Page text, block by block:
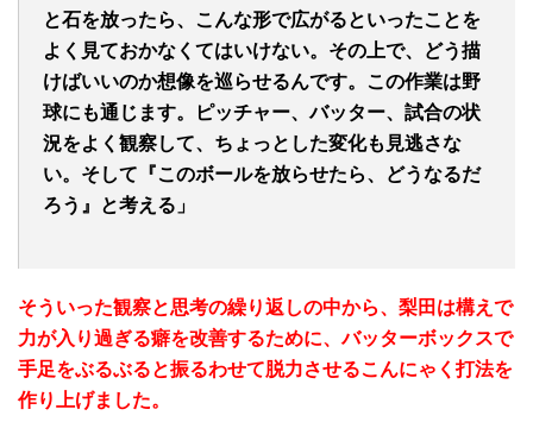
と石を放ったら、こんな形で広がるといったことを
よく見ておかなくてはいけない。その上で、どう描
けばいいのか想像を巡らせるんです。この作業は野
球にも通じます。ピッチャー、バッター、試合の状
況をよく観察して、ちょっとした変化も見逃さな
い。そして『このボールを放らせたら、どうなるだ
ろう』と考える」
そういった観察と思考の繰り返しの中から、梨田は構えで
力が入り過ぎる癖を改善するために、バッターボックスで
手足をぶるぶると振るわせて脱力させるこんにゃく打法を
作り上げました。